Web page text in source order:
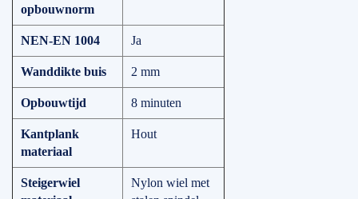
opbouwnorm
NEN-EN 1004 Ja
Wanddikte buis 2 mm
Opbouwtijd 8 minuten
Kantplank
materiaal
Hout
Steigerwiel
Nylon wiel met